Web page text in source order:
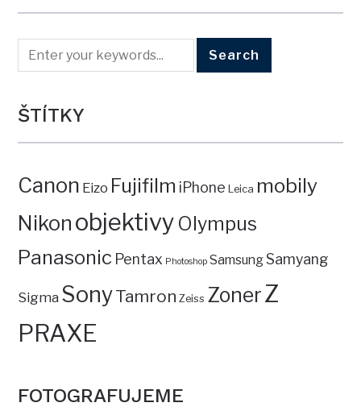
ŠTÍTKY
Canon Eizo Fujifilm iPhone Leica mobily
Nikon objektivy Olympus
Panasonic Pentax Photoshop SamsungSamyang
Sigma SonyTamron Zeiss ZonerZ
PRAXE
FOTOGRAFUJEME